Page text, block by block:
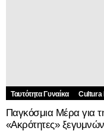
Ταυτότητα Γυναίκα Cultura
Παγκόσμια Μέρα για
«Ακρότητες»